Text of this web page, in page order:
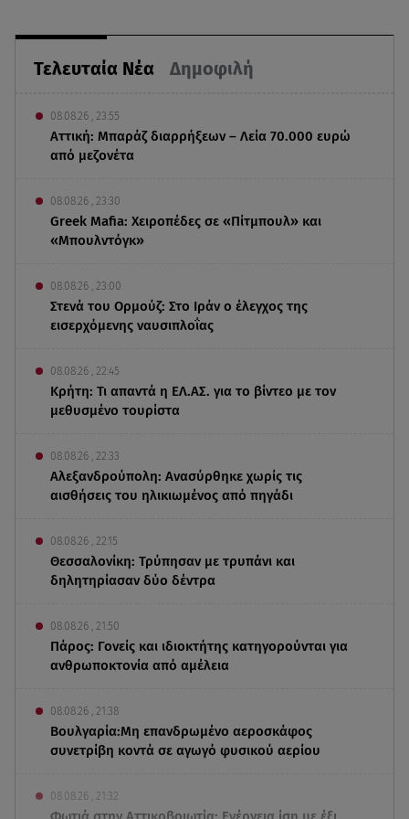
Τελευταία Νέα Δημοφιλή
08.08.26 , 23:55
Αττική: Μπαράζ διαρρήξεων – Λεία 70.000 ευρώ
από μεζονέτα
08.08.26 , 23:30
Greek Mafia: Χειροπέδες σε «Πίτμπουλ» και
«Μπουλντόγκ»
08.08.26 , 23:00
Στενά του Ορμούζ: Στο Ιράν ο έλεγχος της
εισερχόμενης ναυσιπλοΐας
08.08.26 , 22:45
Κρήτη: Τι απαντά η ΕΛ.ΑΣ. για το βίντεο με τον
μεθυσμένο τουρίστα
08.08.26 , 22:33
Αλεξανδρούπολη: Ανασύρθηκε χωρίς τις
αισθήσεις του ηλικιωμένος από πηγάδι
08.08.26 , 22:15
Θεσσαλονίκη: Τρύπησαν με τρυπάνι και
δηλητηρίασαν δύο δέντρα
08.08.26 , 21:50
Πάρος: Γονείς και ιδιοκτήτης κατηγορούνται για
ανθρωποκτονία από αμέλεια
08.08.26 , 21:38
Βουλγαρία:Μη επανδρωμένο αεροσκάφος
συνετρίβη κοντά σε αγωγό φυσικού αερίου
08.08.26 , 21:32